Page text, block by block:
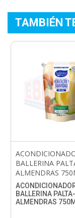
TAMBIÉN
BALLERINA
ALMENDRAS
BALLERINA PALTA-
ALMENDRAS